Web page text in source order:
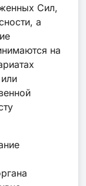
Сил,
а
на